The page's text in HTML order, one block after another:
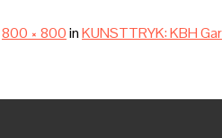
800 × 800inKUNSTTRYK: KBH